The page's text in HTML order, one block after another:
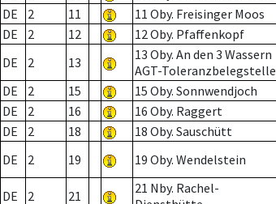
DE
2 11 11 Oby. Freisinger Moos
DE
2 12 12 Oby. Pfaffenkopf
DE
2 13
13 Oby. An den 3 Wassern
AGT-Toleranzbelegstelle
DE
2 15 15 Oby. Sonnwendjoch
DE
2 16 16 Oby. Raggert
DE
2 18 18 Oby. Sauschütt
DE
2 19 19 Oby. Wendelstein
DE 2 21
21 Nby. Rachel-